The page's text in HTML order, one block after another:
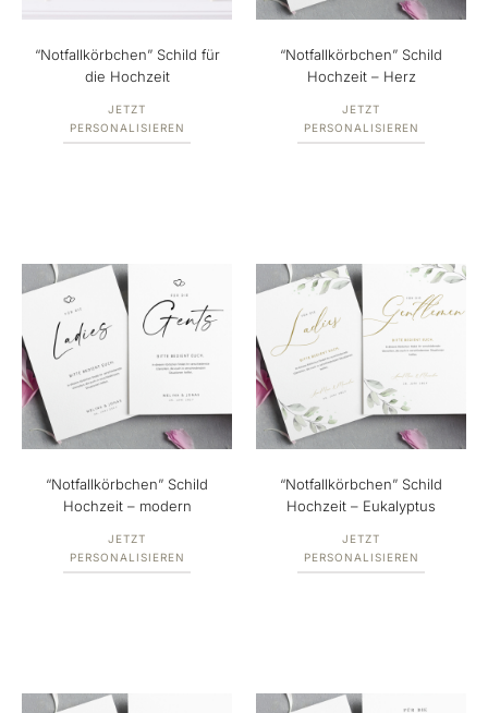
“Notfallkörbchen” Schild für
die Hochzeit
JETZT
PERSONALISIEREN
“Notfallkörbchen” Schild
Hochzeit – Herz
JETZT
PERSONALISIEREN
“Notfallkörbchen” Schild
Hochzeit – modern
JETZT
PERSONALISIEREN
“Notfallkörbchen” Schild
Hochzeit – Eukalyptus
JETZT
PERSONALISIEREN